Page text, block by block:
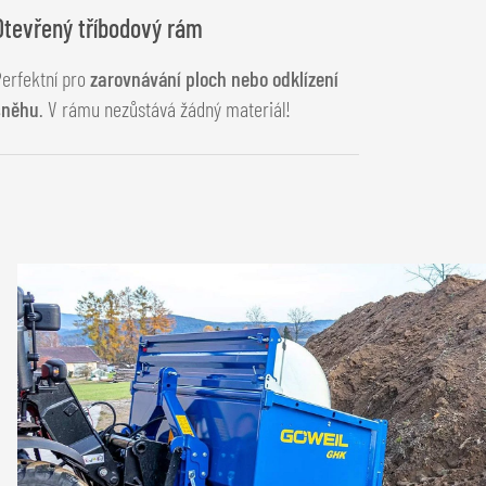
tříbodový rám
pro zarovnávání ploch nebo odklízení
. V rámu nezůstává žádný materiál!